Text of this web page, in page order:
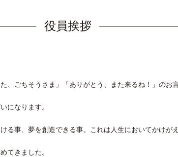
役員挨拶
、ごちそうさま」「ありがとう、また来るね！」のお
になります。
る事、夢を創造できる事。これは人生においてかけが
てきました。